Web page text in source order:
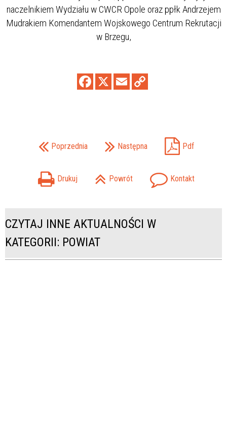
Poprzednia Następna Pdf
Drukuj Powrót Kontakt
CZYTAJ INNE AKTUALNOŚCI W
KATEGORII: POWIAT